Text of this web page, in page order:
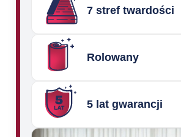
7 stref twardości
Rolowany
5 lat gwarancji